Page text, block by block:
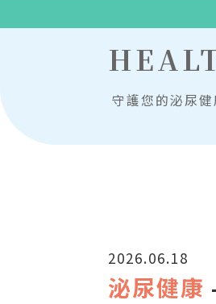
請
守護您的泌尿
2026.06.18
泌尿健康